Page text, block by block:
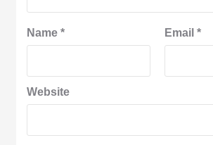
Name* Email *
Website